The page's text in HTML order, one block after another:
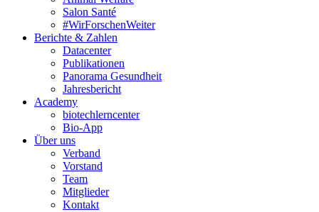
Salon Santé
#WirForschenWeiter
Berichte & Zahlen
Datacenter
Publikationen
Panorama Gesundheit
Jahresbericht
Academy
biotechlerncenter
Bio-App
Über uns
Verband
Vorstand
Team
Mitglieder
Kontakt